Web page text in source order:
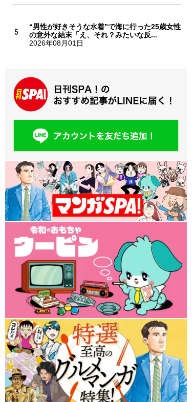
“男性が好きそうな水着”で海に行った25歳女性
の意外な結末「え、それ？みたいな反...
2026年08月01日